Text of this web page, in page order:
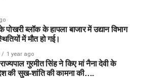
ब्लॉक के हापला बाजार में उद्यान विभाग
में मौत हो गई।
1 year ago
गुरमीत सिंह ने किए मां नैना देवी के
की सुख-शांति की कामना की….